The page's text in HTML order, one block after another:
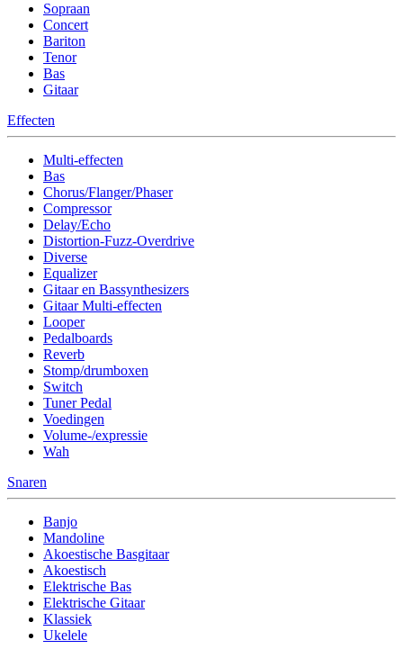
Sopraan
Concert
Bariton
Tenor
Bas
Gitaar
Effecten
Multi-effecten
Bas
Chorus/Flanger/Phaser
Compressor
Delay/Echo
Distortion-Fuzz-Overdrive
Diverse
Equalizer
Gitaar en Bassynthesizers
Gitaar Multi-effecten
Looper
Pedalboards
Reverb
Stomp/drumboxen
Switch
Tuner Pedal
Voedingen
Volume-/expressie
Wah
Snaren
Banjo
Mandoline
Akoestische Basgitaar
Akoestisch
Elektrische Bas
Elektrische Gitaar
Klassiek
Ukelele